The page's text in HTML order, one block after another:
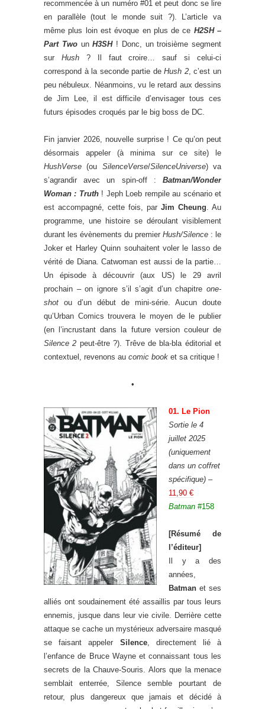
recommencée à un numéro #01 et peut donc se lire
en parallèle (tout le monde suit ?). L’article va
même plus loin est évoque en plus de ce H2SH –
Part TwounH3SH! Donc, un troisième segment
sur Hush? Il faut croire… sauf si celui-ci
correspond à la seconde partie deHush 2, c’est un
peu nébuleux. Néanmoins, vu le retard aux dessins
de Jim Lee, il est difficile d’envisager tous ces
futurs épisodes croqués par le big boss de DC.
Fin janvier 2026, nouvelle surprise ! Ce qu’on peut
désormais appeler (à minima sur ce site) le
HushVerse (ou SilenceVerse/SilenceUniverse) va
s’agrandir avec un spin-off : Batman/Wonder
Woman : Truth! Jeph Loeb rempile au scénario et
est accompagné, cette fois, par Jim Cheung. Au
programme, une histoire se déroulant visiblement
durant les évènements du premier Hush/Silence : le
Joker et Harley Quinn souhaitent voler le lasso de
vérité de Diana. Catwoman est aussi de la partie…
Un épisode à découvrir (aux US) le 29 avril
prochain – on ignore s’il s’agit d’un chapitre one-
shot ou d’un début de mini-série. Aucun doute
qu’Urban Comics trouvera le moyen de le publier
(en l’incrustant dans la future version couleur de
Silence 2 peut-être ?). Trêve de bla-bla éditorial et
contextuel, revenons au comic book et sa critique !
•
01. Le Pion
Sortie le 4
juillet 2025
(uniquement
dans un coffret
spécifique) –
11,90 €
Batman #158
[Résumé de
l’éditeur]
Il y a des
années,
Batman et ses
alliés ont soudainement été assaillis par tous leurs
ennemis, jusque dans leur vie civile. Derrière cette
attaque se cache un mystérieux adversaire masqué
se faisant appeler Silence, directement lié à
l’enfance de Bruce Wayne et connaissant tous les
secrets de la Chauve-Souris. Alors que la menace
semblait enterrée, Silence semble pourtant de
retour, plus dangereux que jamais et décidé à